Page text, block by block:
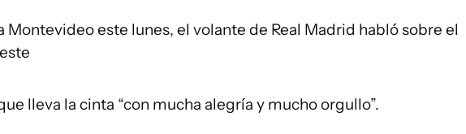
Montevideo este lunes, el volante de Real Madrid habló sobre el
lleva la cinta “con mucha alegría y mucho orgullo”.